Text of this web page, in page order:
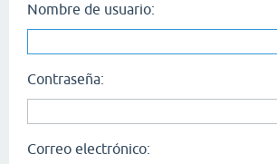
Nombre de usuario:
Contraseña:
Correo electrónico: